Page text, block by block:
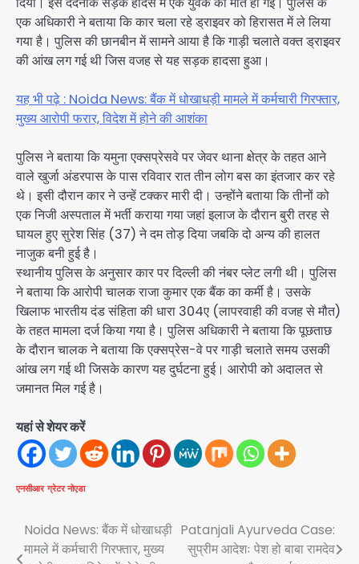
एक अधिकारी ने बताया कि कार चला रहे ड्राइवर को हिरासत में ले लिया
गया है। पुलिस की छानबीन में सामने आया है कि गाड़ी चलाते वक्त ड्राइवर
की आंख लग गई थी जिस वजह से यह सड़क हादसा हुआ।
यह भी पढ़े : Noida News: बैंक में धोखाधड़ी मामले में कर्मचारी गिरफ्तार,
मुख्य आरोपी फरार, विदेश में होने की आशंका
पुलिस ने बताया कि यमुना एक्सप्रेसवे पर जेवर थाना क्षेत्र के तहत आने
वाले खुर्जा अंडरपास के पास रविवार रात तीन लोग बस का इंतजार कर रहे
थे। इसी दौरान कार ने उन्हें टक्कर मारी दी। उन्होंने बताया कि तीनों को
एक निजी अस्पताल में भर्ती कराया गया जहां इलाज के दौरान बुरी तरह से
घायल हुए सुरेश सिंह (37) ने दम तोड़ दिया जबकि दो अन्य की हालत
नाजुक बनी हुई है।
स्थानीय पुलिस के अनुसार कार पर दिल्ली की नंबर प्लेट लगी थी। पुलिस
ने बताया कि आरोपी चालक राजा कुमार एक बैंक का कर्मी है। उसके
खिलाफ भारतीय दंड संहिता की धारा 304ए (लापरवाही की वजह से मौत)
के तहत मामला दर्ज किया गया है। पुलिस अधिकारी ने बताया कि पूछताछ
के दौरान चालक ने बताया कि एक्सप्रेस-वे पर गाड़ी चलाते समय उसकी
आंख लग गई थी जिसके कारण यह दुर्घटना हुई। आरोपी को अदालत से
जमानत मिल गई है।
यहां से शेयर करें
एनसीआर ग्रेटर नोएडा
Post
Noida News: बैंक में धोखाधड़ी
मामले में कर्मचारी गिरफ्तार, मुख्य
Patanjali Ayurveda Case:
सुप्रीम आदेशः पेश हो बाबा रामदेव